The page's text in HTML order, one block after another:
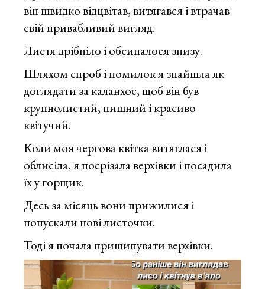
він швидко відцвітав, витягався і втрачав
свій привабливий вигляд.
Листя дрібніло і обсипалося знизу.
Шляхом спроб і помилок я знайшла як
доглядати за каланхое, щоб він був
крупнолистий, пишний і красиво
квітучий.
Коли моя чергова квітка витяглася і
облисіла, я посрізала верхівки і посадила
їх у горщик.
Десь за місяць вони прижилися і
попускали нові листочки.
Тоді я почала прищипувати верхівки.